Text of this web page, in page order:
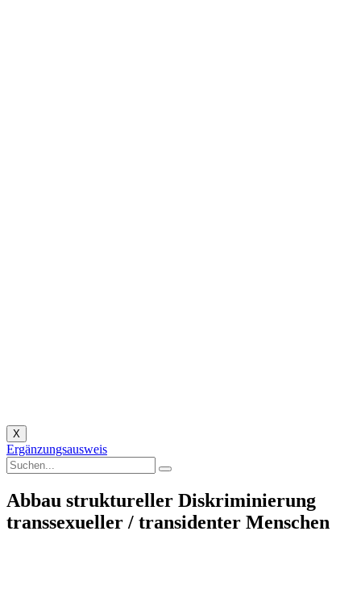
X
Ergänzungsausweis
Abbau struktureller Diskriminierung
transsexueller / transidenter Menschen